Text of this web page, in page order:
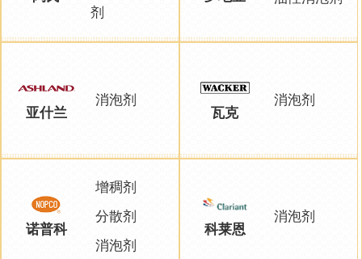
剂
亚什兰
消泡剂
瓦克
消泡剂
诺普科
增稠剂
分散剂
消泡剂
科莱恩
消泡剂